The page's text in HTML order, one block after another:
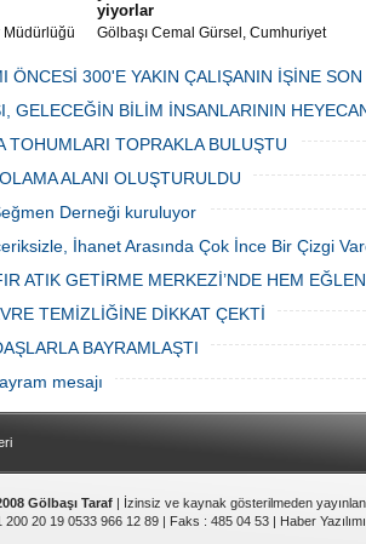
Müdürlüğü
devam
yiyorlar
Gölbaşı Cemal Gürsel, Cumhuriyet
bulunan esnaf ve alışverişe gelen
vatandaşlar park cezaları yüzünden
canından bezdi.
ÖNCESİ 300'E YAKIN ÇALIŞANIN İŞİNE
GELECEĞİN BİLİM İNSANLARININ
TOHUMLARI TOPRAKLA BULUŞTU
ALANI OLUŞTURULDU
Derneği kuruluyor
İhanet Arasında Çok İnce Bir Çizgi
ATIK GETİRME MERKEZİ’NDE HEM
TEMİZLİĞİNE DİKKAT ÇEKTİ
BAYRAMLAŞTI
mesajı
Gölbaşı Taraf | İzinsiz ve kaynak gösterilmeden
200 20 19 0533 966 12 89 | Faks : 485 04 53 | Haber Yazılımı